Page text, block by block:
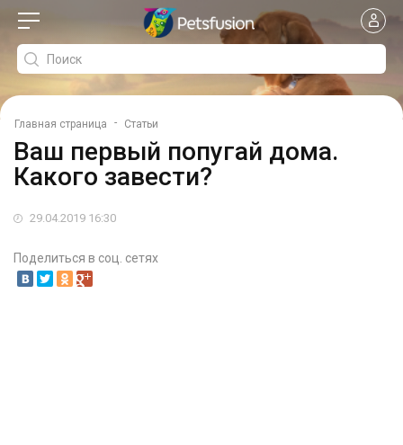
Главная страница - Статьи
Ваш первый попугай дома.
Какого завести?
29.04.2019 16:30
Поделиться в соц. сетях